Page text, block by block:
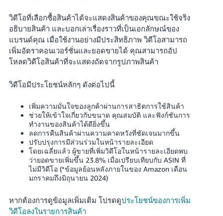
ไทย
Français
- FR
Italiano
- IT
हिंदी
ไทย
- TH
தமிழ்
- IN
Việt -
VN
Log
Sign
up
วิดีโอที่เลือกซื้อสินค้าได้จะแสดงสินค้าของคุณขณะใช้จริง
อธิบายสินค้า และบอกเล่าเรื่องราวที่เป็นเอกลักษณ์ของ
แบรนด์คุณ เมื่อใช้งานอย่างมีประสิทธิภาพ วิดีโอสามารถ
เพิ่มอัตราคอนเวอร์ชั่นและยอดขายได้ คุณสามารถอัป
โหลดวิดีโอสินค้าที่จะแสดงถัดจากรูปภาพสินค้า
วิดีโอมีประโยชน์หลักๆ ดังต่อไปนี้
เพิ่มความมั่นใจของลูกค้าผ่านการสาธิตการใช้สินค้า
ช่วยให้เข้าใจเกี่ยวกับขนาด คุณสมบัติ และฟังก์ชันการ
ทำงานของสินค้าได้ดียิ่งขึ้น
ลดการคืนสินค้าผ่านความคาดหวังที่ชัดเจนมากขึ้น
ปรับปรุงการมีส่วนร่วมในหน้ารายละเอียด
โดยเฉลี่ยแล้ว ผู้ขายที่เพิ่มวิดีโอในหน้ารายละเอียดพบ
ว่ายอดขายเพิ่มขึ้น 23.8% เมื่อเปรียบเทียบกับ ASIN ที่
ไม่มีวิดีโอ (*ข้อมูลย้อนหลังภายในของ Amazon เดือน
มกราคมถึงมิถุนายน 2024)
หากต้องการดูข้อมูลเพิ่มเติม โปรดดูประโยชน์ของการเพิ่ม
วิดีโอลงในรายการสินค้า